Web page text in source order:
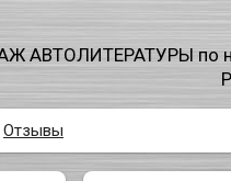
АВТОЛИТЕРАТУРЫ по
Отзывы